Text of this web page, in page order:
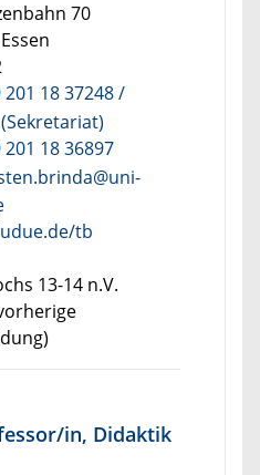
70
201 18 37248 /
201 18 36897
tb
13-14 n.V.
in, Didaktik